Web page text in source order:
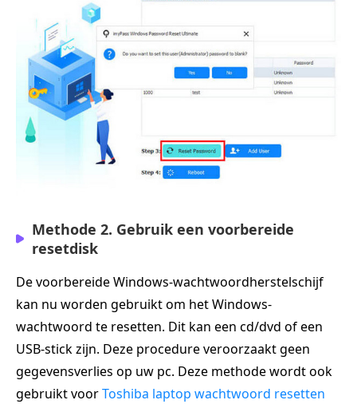
Methode 2. Gebruik een voorbereide
resetdisk
De voorbereide Windows-wachtwoordherstelschijf
kan nu worden gebruikt om het Windows-
wachtwoord te resetten. Dit kan een cd/dvd of een
USB-stick zijn. Deze procedure veroorzaakt geen
gegevensverlies op uw pc. Deze methode wordt ook
gebruikt voorToshiba laptop wachtwoord resetten